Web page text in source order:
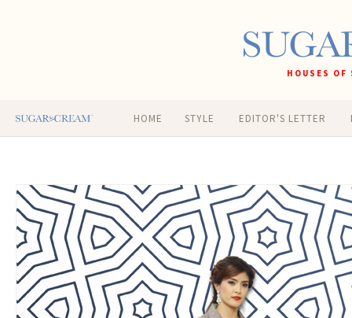
HOUSES
HOME STYLE EDITOR'S LETTER